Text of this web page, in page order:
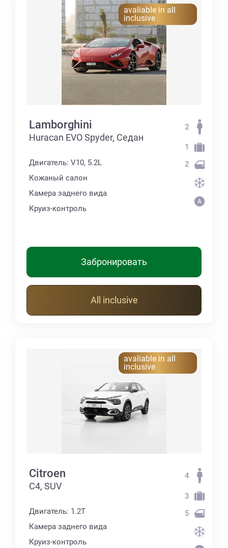
avaliable in all
inclusive
Lamborghini
Huracan EVO Spyder, Седан
Двигатель: V10, 5.2L
Кожаный салон
Камера заднего вида
Круиз-контроль
2
1
2
Забронировать
All inclusive
avaliable in all
inclusive
Citroen
C4, SUV
Двигатель: 1.2T
Камера заднего вида
Круиз-контроль
4
3
5